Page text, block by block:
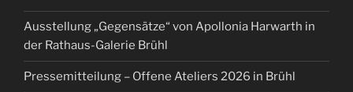
Ausstellung „Gegensätze“ von Apollonia Harwarth in
der Rathaus-Galerie Brühl
Pressemitteilung – Offene Ateliers 2026 in Brühl